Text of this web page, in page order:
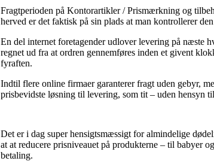
Fragtperioden på Kontorartikler / Prismærkning og
herved er det faktisk på sin plads at man kontrollerer
En del internet foretagender udlover levering på næste
regnet ud fra at ordren gennemføres inden et givent
fyraften.
Indtil flere online firmaer garanterer fragt uden gebyr,
prisbevidste løsning til levering, som tit – uden hensyn
Det er i dag super hensigtsmæssigt for almindelige
at at reducere prisniveauet på produkterne – til babyer
betaling.